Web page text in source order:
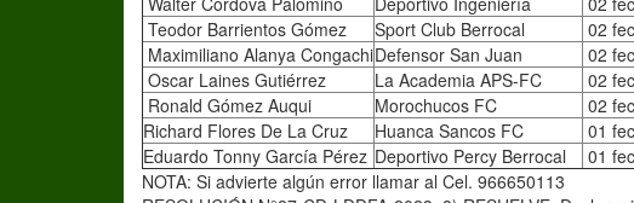
Teodor Barrientos Gómez
Sport Club Berrocal
02
Maximiliano Alanya CongachiDefensor San Juan
02
Oscar Laines Gutiérrez
La Academia APS-FC
02
Ronald Gómez Auqui
Morochucos FC
02
Richard Flores De La Cruz
Huanca Sancos FC
01
Eduardo Tonny García Pérez Deportivo Percy Berrocal
01
NOTA: Si advierte algún error llamar al Cel. 966650113